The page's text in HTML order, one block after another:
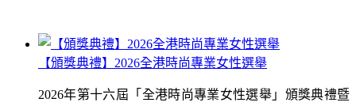
【頒獎典禮】2026全港時尚專業女性選舉
2026年第十六屆「全港時尚專業女性選舉」頒獎典禮暨